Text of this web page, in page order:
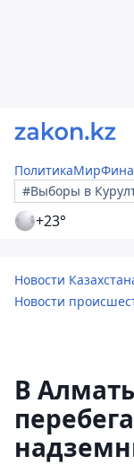
ПолитикаМир
#Выборы в
+23°
Новости
Новости
В